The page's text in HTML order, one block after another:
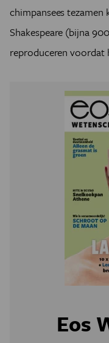
chimpansees
Shakespeare (bijna
reproduceren voordat
Eos